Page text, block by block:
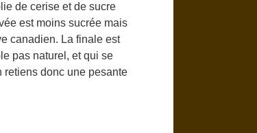
de cerise et de sucre
est moins sucrée mais
canadien. La finale est
pas naturel, et qui se
retiens donc une pesante